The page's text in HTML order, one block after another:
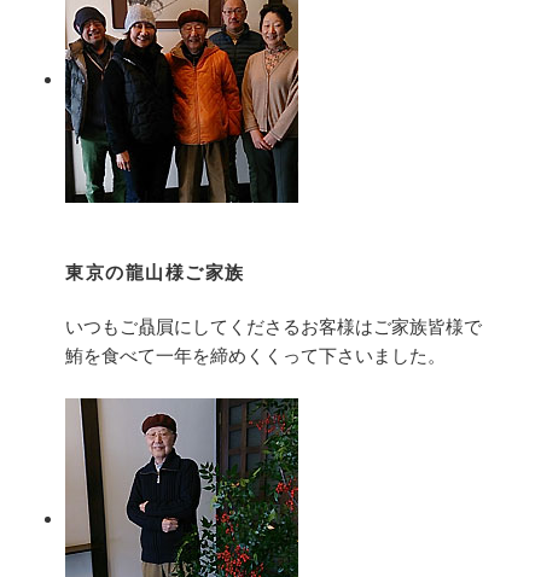
東京の龍山様ご家族
いつもご贔屓にしてくださるお客様はご家族皆様で
鮪を食べて一年を締めくくって下さいました。